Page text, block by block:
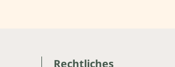
Rechtliches